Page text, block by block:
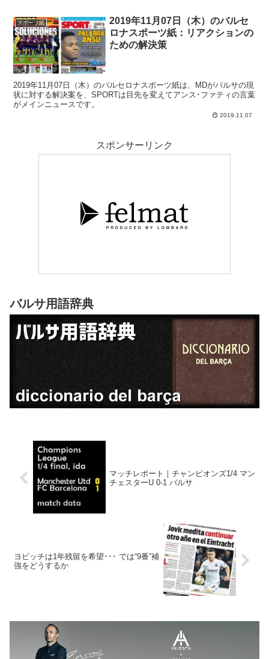
スポーツ紙
2019年11月07日（木）のバルセ
ロナスポーツ紙：リアクションの
ための解決策
2019年11月07日（木）のバルセロナスポーツ紙は、MDがバルサの現
状に対する解決案を、SPORTは目先を変えてアンス･ファティの言葉
がメインニュースです。
2019.11.07
スポンサーリンク
バルサ用語辞典
マッチレポート｜チャンピオンズ1/4 マン
チェスターU 0-1 バルサ
ヨビッチは1年残留を希望･･･ では“9番”補
強をどうするか